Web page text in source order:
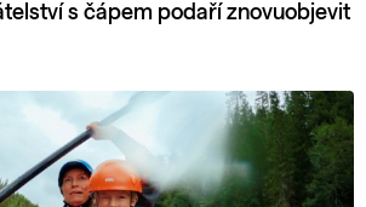
s čápem podaří znovuobjevit